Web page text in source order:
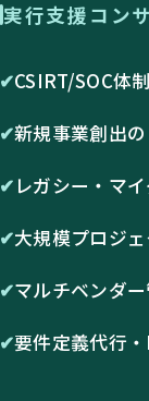
実行支援コン
✔CSIRT/SOC体
✔新規事業創出
✔ レガシー・マ
✔大規模プロジ
✔マルチベンダ
✔要件定義代行